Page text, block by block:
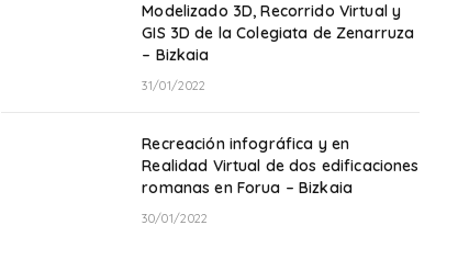
Modelizado 3D, Recorrido Virtual y
GIS 3D de la Colegiata de Zenarruza
– Bizkaia
31/01/2022
Recreación infográfica y en
Realidad Virtual de dos edificaciones
romanas en Forua – Bizkaia
30/01/2022